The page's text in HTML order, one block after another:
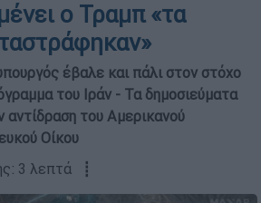
ο Τραμπ «τα
έβαλε και πάλι στον στόχο
του Ιράν - Τα δημοσιεύματα
του Αμερικανού
Οίκου
3 λεπτά ┋